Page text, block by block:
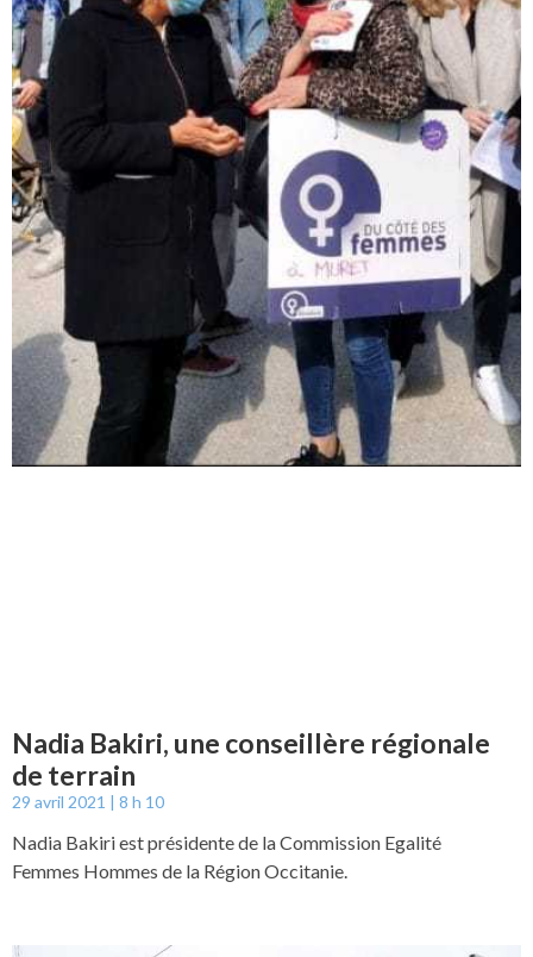
Nadia Bakiri, une conseillère régionale
de terrain
29 avril 2021 8 h 10
Nadia Bakiri est présidente de la Commission Egalité
Femmes Hommes de la Région Occitanie.